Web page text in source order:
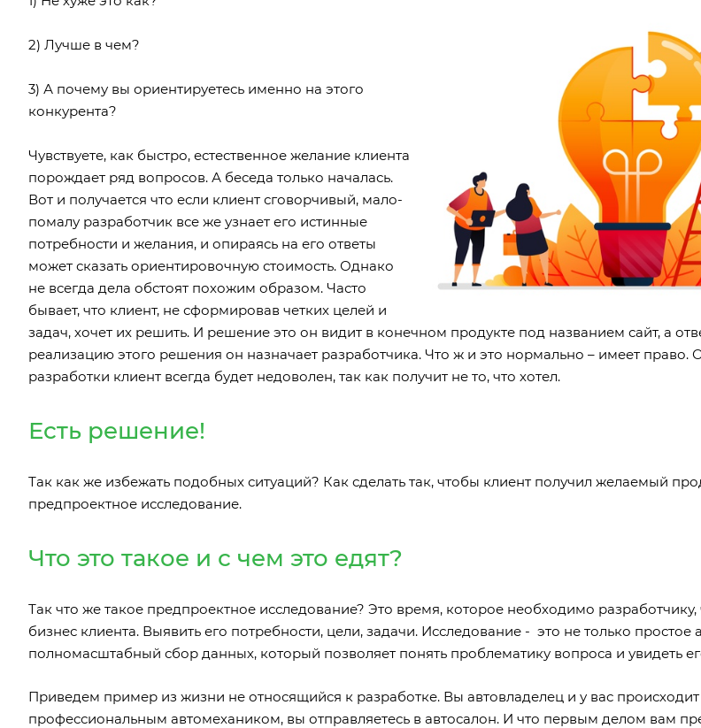
2) Лучше в чем?
3) А почему вы ориентируетесь именно на этого
конкурента?
Чувствуете, как быстро, естественное желание клиента
порождает ряд вопросов. А беседа только началась.
Вот и получается что если клиент сговорчивый, мало-
помалу разработчик все же узнает его истинные
потребности и желания, и опираясь на его ответы
может сказать ориентировочную стоимость. Однако
не всегда дела обстоят похожим образом. Часто
бывает, что клиент, не сформировав четких целей и
задач, хочет их решить. И решение это он видит в конечном продукте под названием сайт, а
реализацию этого решения он назначает разработчика. Что ж и это нормально – имеет право.
разработки клиент всегда будет недоволен, так как получит не то, что хотел.
Есть решение!
Так как же избежать подобных ситуаций? Как сделать так, чтобы клиент получил желаемый
предпроектное исследование.
Что это такое и с чем это едят?
Так что же такое предпроектное исследование? Это время, которое необходимо разработчику,
бизнес клиента. Выявить его потребности, цели, задачи. Исследование - это не только простое
полномасштабный сбор данных, который позволяет понять проблематику вопроса и увидеть
Приведем пример из жизни не относящийся к разработке. Вы автовладелец и у вас
профессиональным автомехаником, вы отправляетесь в автосалон. И что первым делом вам